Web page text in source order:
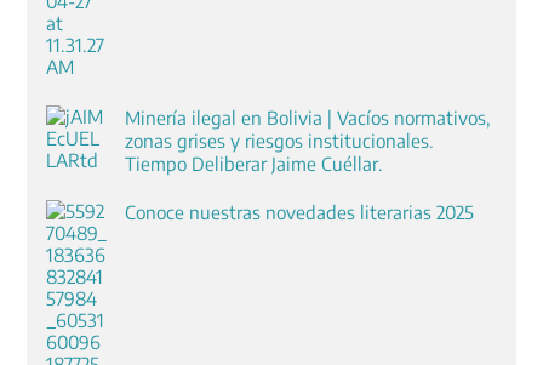
Minería ilegal en Bolivia | Vacíos normativos,
zonas grises y riesgos institucionales.
Tiempo Deliberar Jaime Cuéllar.
Conoce nuestras novedades literarias 2025